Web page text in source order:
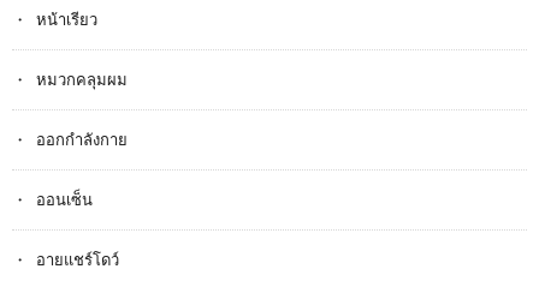
หน้าเรียว
หมวกคลุมผม
ออกกำลังกาย
ออนเซ็น
อายแชร์โดว์